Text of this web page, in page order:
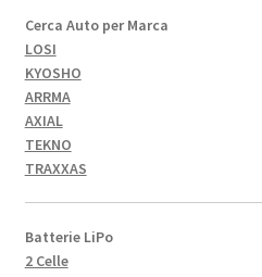
Cerca Auto per Marca
LOSI
KYOSHO
ARRMA
AXIAL
TEKNO
TRAXXAS
Batterie LiPo
2 Celle